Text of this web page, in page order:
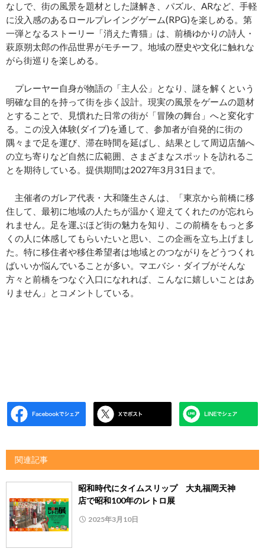
なしで、街の風景を題材とした謎解き、パズル、ARなど、手軽
に没入感のあるロールプレイングゲーム(RPG)を楽しめる。第
一弾となるストーリー「消えた青猫」は、前橋ゆかりの詩人・
萩原朔太郎の作品世界がモチーフ。地域の歴史や文化に触れな
がら街巡りを楽しめる。
プレーヤー自身が物語の「主人公」となり、謎を解くという
明確な目的を持って街を歩く設計。現実の風景をゲームの題材
とすることで、見慣れた日常の街が「冒険の舞台」へと変化す
る。この没入体験(ダイブ)を通して、参加者が自発的に街の
隅々まで足を運び、滞在時間を延ばし、結果として周辺店舗へ
の立ち寄りなど自然に広範囲、さまざまなスポットを訪れるこ
とを期待している。提供期間は2027年3月31日まで。
主催者のガレア代表・大和隆生さんは、「東京から前橋に移
住して、最初に地域の人たちが温かく迎えてくれたのが忘れら
れません。足を運ぶほど街の魅力を知り、この前橋をもっと多
くの人に体感してもらいたいと思い、この企画を立ち上げまし
た。特に移住者や移住希望者は地域とのつながりをどうつくれ
ばいいか悩んでいることが多い。マエバシ・ダイブがそんな
方々と前橋をつなぐ入口になれれば、こんなに嬉しいことはあ
りません」とコメントしている。
関連記事
昭和時代にタイムスリップ 大丸福岡天神
店で昭和100年のレトロ展
2025年3月10日